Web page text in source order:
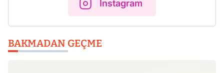
Instagram
BAKMADAN GEÇME